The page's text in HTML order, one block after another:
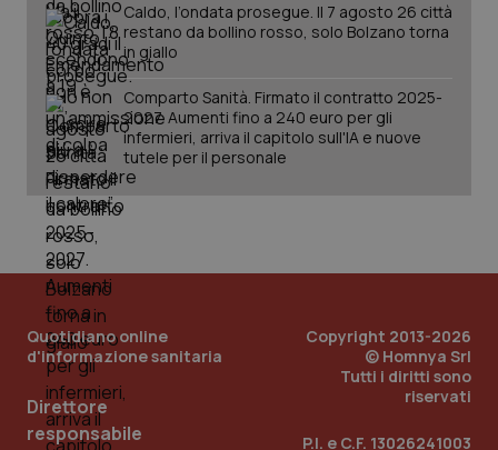
Caldo, l’ondata prosegue. Il 7 agosto 26 città
restano da bollino rosso, solo Bolzano torna
in giallo
Comparto Sanità. Firmato il contratto 2025-
2027. Aumenti fino a 240 euro per gli
infermieri, arriva il capitolo sull'IA e nuove
tutele per il personale
Quotidiano online
d'informazione sanitaria
Direttore
responsabile
Copyright 2013-2026
© Homnya Srl
Tutti i diritti sono
riservati
P.I. e C.F. 13026241003
www.quotidianosanita.it